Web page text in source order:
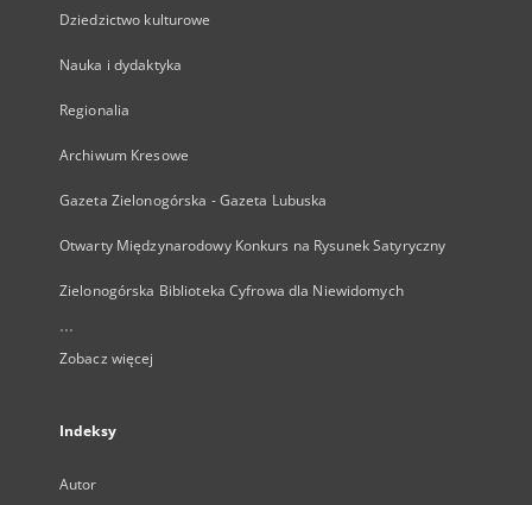
Dziedzictwo kulturowe
Nauka i dydaktyka
Regionalia
Archiwum Kresowe
Gazeta Zielonogórska - Gazeta Lubuska
Otwarty Międzynarodowy Konkurs na Rysunek Satyryczny
Zielonogórska Biblioteka Cyfrowa dla Niewidomych
...
Zobacz więcej
Indeksy
Autor